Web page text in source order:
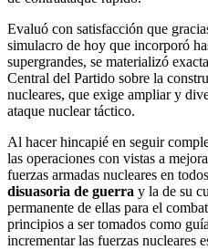
Evaluó con satisfacción que
simulacro de hoy que incorporó
supergrandes, se materializó
Central del Partido sobre la
nucleares, que exige ampliar y
ataque nuclear táctico.
Al hacer hincapié en seguir
las operaciones con vistas a
fuerzas armadas nucleares en
disuasoria de guerra y la de su
permanente de ellas para el
principios a ser tomados como
incrementar las fuerzas nucleares